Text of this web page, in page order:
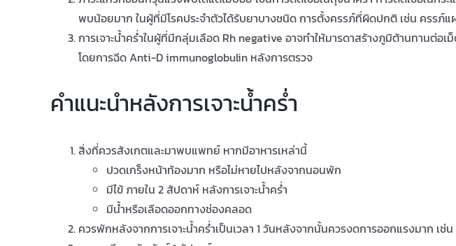
พบน้อยมาก ในผู้ที่มีโรคประจำตัวได้รับยาบางชนิด การตั้งครรภ์ที่ผิดปกติ เช่น ครรภ์แ
การเจาะน้ำคร่ำในผู้ที่มีกลุ่มเลือด Rh negative อาจทำให้มารดาสร้างภูมิต้านทานต่
โดยการฉีด Anti-D immunoglobulin หลังการตรวจ
คำแนะนำหลังการเจาะน้ำคร่ำ
สิ่งที่ควรสังเกตและมาพบแพทย์ หากมีอาหารเหล่านี้
ปวดเกร็งหน้าท้องมาก หรือไม่หายไปหลังจากนอนพัก
มีไข้ ภายใน 2 สัปดาห์ หลังการเจาะน้ำคร่ำ
มีน้ำหรือเลือดออกทางช่องคลอด
ควรพักหลังจากการเจาะน้ำคร่ำเป็นเวลา 1 วันหลังจากนั้นควรงดการออกแรงมาก เ